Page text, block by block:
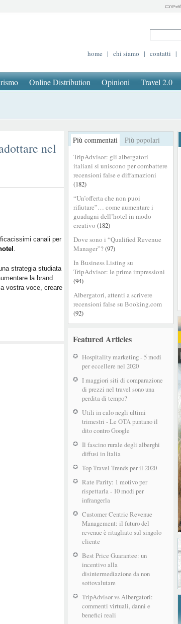
home | chi siamo | contatti |
Online Distribution Opinioni Travel 2.0
Più commentati Più popolari
TripAdvisor: gli albergatori
italiani si uniscono per combattere
recensioni false e diffamazioni
(182)
“Un’offerta che non puoi
rifiutare”… come aumentare i
guadagni dell’hotel in modo
creativo (182)
Dove sono i “Qualified Revenue
Manager”?(97)
In Business Listing su
TripAdvisor: le prime impressioni
(94)
Albergatori, attenti a scrivere
recensioni false su Booking.com
(92)
Featured Articles
Hospitality marketing - 5 modi
per eccellere nel 2020
I maggiori siti di comparazione
di prezzi nel travel sono una
perdita di tempo?
Utili in calo negli ultimi
trimestri - Le OTA puntano il
dito contro Google
Il fascino rurale degli alberghi
diffusi in Italia
Top Travel Trends per il 2020
Rate Parity: 1 motivo per
rispettarla - 10 modi per
infrangerla
Customer Centric Revenue
Management: il futuro del
revenue è ritagliato sul singolo
cliente
Best Price Guarantee: un
incentivo alla
disintermediazione da non
sottovalutare
TripAdvisor vs Albergatori:
commenti virtuali, danni e
benefici reali
nel
canali per
.
strategia studiata
la brand
vostra voce, creare